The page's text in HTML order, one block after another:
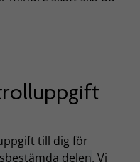
till dig för
delen. Vi